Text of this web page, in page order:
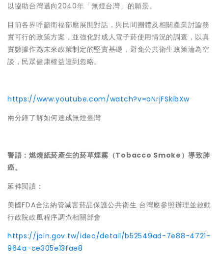
以協助台灣邁向2040年「無煙台灣」的願景。
目前各界呼籲衛福部應展開對話，與民間團體及相關產業討論務
實可行的政策方案，並強化對成人電子菸使用情況的調查，以真
實數據作為未來政策制定的堅實基礎，避免公共衛生政策淪為空
談，民眾健康權益遭到忽略。
https://www.youtube.com/watch?v=oNrjFSkibXw
兩分鐘了解如何達成無煙臺灣
警語：燃燒紙菸產生的菸草煙霧（Tobacco Smoke）導致肺
癌。
延伸閱讀：
美國FDA合法納管減害菸品保護公共衛生 台灣應參照辦理並啟動
行政院政風程序調查相關部會
https://join.gov.tw/idea/detail/b52549ad-7e88-4721-
964a-ce305e13fae8